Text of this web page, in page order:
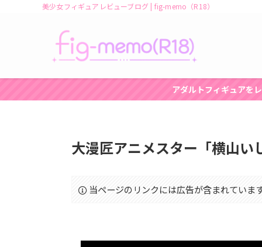
美少女フィギュアレビューブログ | fig-memo（R18）
アダルトフィギュアを
大漫匠アニメスター「横山
当ページのリンクには広告が含まれていま